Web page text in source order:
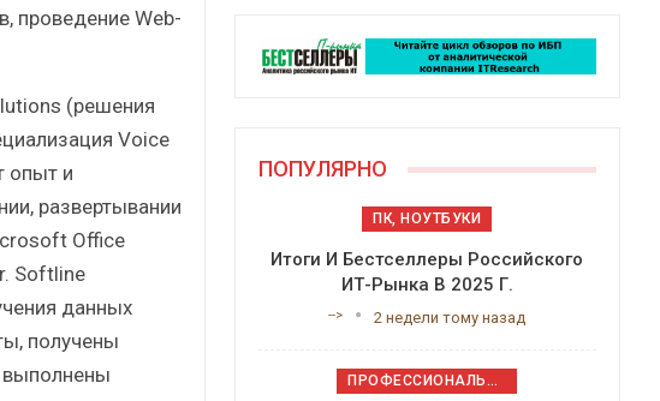
проведение Web-
(решения
Voice
опыт и
развертывании
Office
Softline
данных
получены
выполнены
ПОПУЛЯРНО
ПК, НОУТБУКИ
Итоги И Бестселлеры Российского
ИТ-Рынка В 2025 Г.
--> 2 недели тому назад
ПРОФЕССИОНАЛЬНОЕ ПРИКЛАДНОЕ ПО